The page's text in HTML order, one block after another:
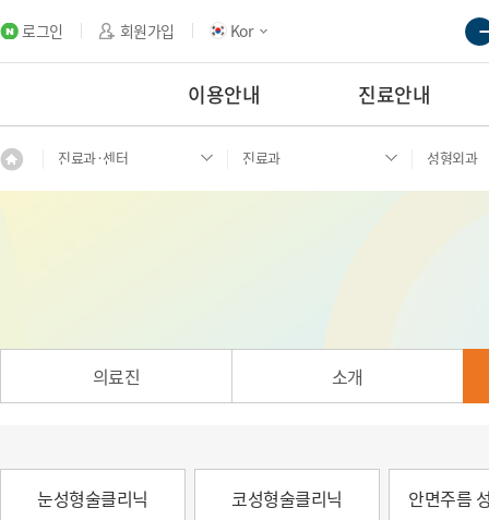
로그인 회원가입 Kor
이용안내 진료안내
진료과·센터 진료과 성형외과
의료진 소개
눈성형술클리닉 코성형술클리닉 안면주름